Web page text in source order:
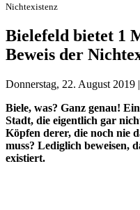
Nichtexistenz
Bielefeld bietet 1
Beweis der
Donnerstag, 22. August 2019
Biele, was? Ganz genau!
Stadt, die eigentlich gar
Köpfen derer, die noch nie
muss? Lediglich beweisen,
existiert.